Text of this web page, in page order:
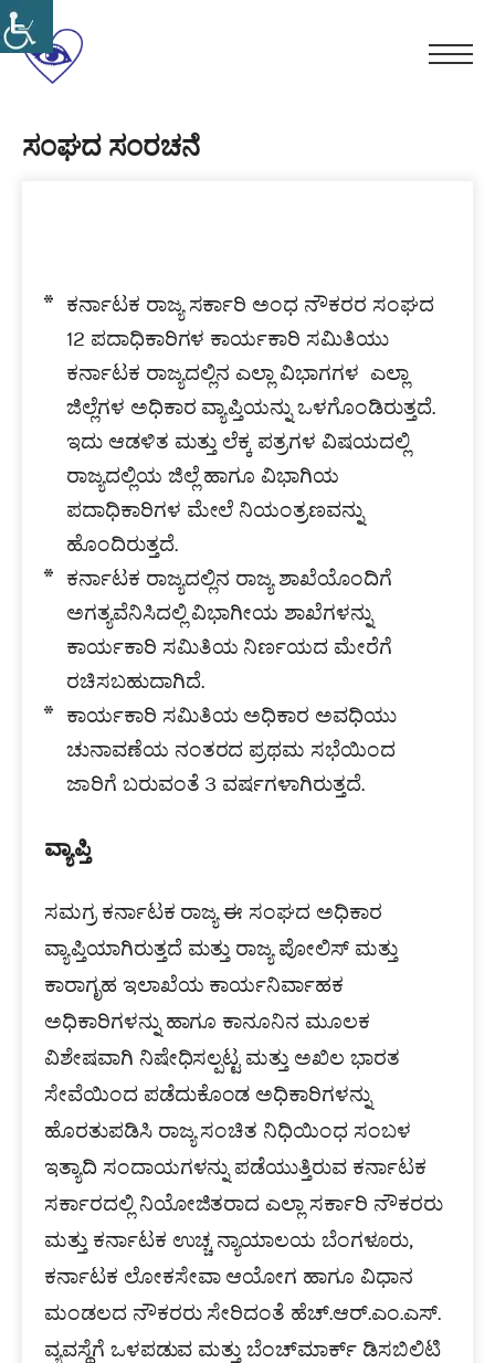
Skip
to
content
ಕರ್ನಾಟಕ
ರಾಜ್ಯ
ಅಂಧ
ಸಮಾನತೆ
ಸಂಘದ ಸಂರಚನೆ
ಕರ್ನಾಟಕ ರಾಜ್ಯ ಸರ್ಕಾರಿ ಅಂಧ ನೌಕರರ ಸಂಘದ
12 ಪದಾಧಿಕಾರಿಗಳ ಕಾರ್ಯಕಾರಿ ಸಮಿತಿಯು
ಕರ್ನಾಟಕ ರಾಜ್ಯದಲ್ಲಿನ ಎಲ್ಲಾ ವಿಭಾಗಗಳ ಎಲ್ಲಾ
ಜಿಲ್ಲೆಗಳ ಅಧಿಕಾರ ವ್ಯಾಪ್ತಿಯನ್ನು ಒಳಗೊಂಡಿರುತ್ತದೆ.
ಇದು ಆಡಳಿತ ಮತ್ತು ಲೆಕ್ಕ ಪತ್ರಗಳ ವಿಷಯದಲ್ಲಿ
ರಾಜ್ಯದಲ್ಲಿಯ ಜಿಲ್ಲೆ ಹಾಗೂ ವಿಭಾಗಿಯ
ಪದಾಧಿಕಾರಿಗಳ ಮೇಲೆ ನಿಯಂತ್ರಣವನ್ನು
ಹೊಂದಿರುತ್ತದೆ.
ಕರ್ನಾಟಕ ರಾಜ್ಯದಲ್ಲಿನ ರಾಜ್ಯ ಶಾಖೆಯೊಂದಿಗೆ
ಅಗತ್ಯವೆನಿಸಿದಲ್ಲಿ ವಿಭಾಗೀಯ ಶಾಖೆಗಳನ್ನು
ಕಾರ್ಯಕಾರಿ ಸಮಿತಿಯ ನಿರ್ಣಯದ ಮೇರೆಗೆ
ರಚಿಸಬಹುದಾಗಿದೆ.
ಕಾರ್ಯಕಾರಿ ಸಮಿತಿಯ ಅಧಿಕಾರ ಅವಧಿಯು
ಚುನಾವಣೆಯ ನಂತರದ ಪ್ರಥಮ ಸಭೆಯಿಂದ
ಜಾರಿಗೆ ಬರುವಂತೆ 3 ವರ್ಷಗಳಾಗಿರುತ್ತದೆ.
ವ್ಯಾಪ್ತಿ
ಸಮಗ್ರ ಕರ್ನಾಟಕ ರಾಜ್ಯ ಈ ಸಂಘದ ಅಧಿಕಾರ
ವ್ಯಾಪ್ತಿಯಾಗಿರುತ್ತದೆ ಮತ್ತು ರಾಜ್ಯ ಪೋಲಿಸ್ ಮತ್ತು
ಕಾರಾಗೃಹ ಇಲಾಖೆಯ ಕಾರ್ಯನಿರ್ವಾಹಕ
ಅಧಿಕಾರಿಗಳನ್ನು ಹಾಗೂ ಕಾನೂನಿನ ಮೂಲಕ
ವಿಶೇಷವಾಗಿ ನಿಷೇಧಿಸಲ್ಪಟ್ಟ ಮತ್ತು ಅಖಿಲ ಭಾರತ
ಸೇವೆಯಿಂದ ಪಡೆದುಕೊಂಡ ಅಧಿಕಾರಿಗಳನ್ನು
ಹೊರತುಪಡಿಸಿ ರಾಜ್ಯ ಸಂಚಿತ ನಿಧಿಯಿಂಧ ಸಂಬಳ
ಇತ್ಯಾದಿ ಸಂದಾಯಗಳನ್ನು ಪಡೆಯುತ್ತಿರುವ ಕರ್ನಾಟಕ
ಸರ್ಕಾರದಲ್ಲಿ ನಿಯೋಜಿತರಾದ ಎಲ್ಲಾ ಸರ್ಕಾರಿ ನೌಕರರು
ಮತ್ತು ಕರ್ನಾಟಕ ಉಚ್ಚ ನ್ಯಾಯಾಲಯ ಬೆಂಗಳೂರು,
ಕರ್ನಾಟಕ ಲೋಕಸೇವಾ ಆಯೋಗ ಹಾಗೂ ವಿಧಾನ
ಮಂಡಲದ ನೌಕರರು ಸೇರಿದಂತೆ ಹೆಚ್.ಆರ್.ಎಂ.ಎಸ್.
ವ್ಯವಸ್ಥೆಗೆ ಒಳಪಡುವ ಮತ್ತು ಬೆಂಚ್‍ಮಾರ್ಕ್ ಡಿಸಬಿಲಿಟಿ